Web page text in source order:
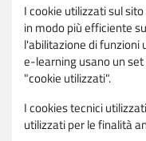
I cookie utilizzati sul
in modo più efficiente
l'abilitazione di funzioni
e-learning usano un
"cookie utilizzati".
I cookies tecnici
utilizzati per le finalità